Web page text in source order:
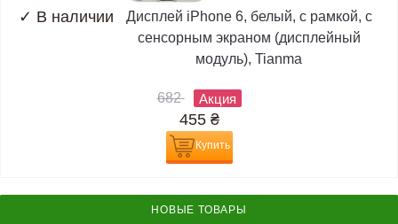
✓ В наличии
Дисплей iPhone 6, белый, с рамкой, с
сенсорным экраном (дисплейный
модуль), Tianma
682 Акция
455 ₴
Купить
НОВЫЕ ТОВАРЫ